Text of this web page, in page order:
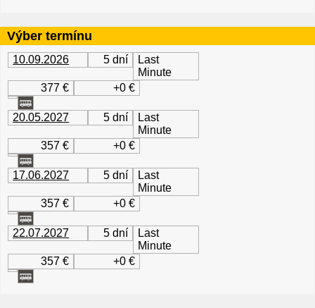
Výber termínu
10.09.2026 5 dní
Last
Minute
377 €
+0 €
20.05.2027 5 dní
Last
Minute
357 €
+0 €
17.06.2027 5 dní
Last
Minute
357 €
+0 €
22.07.2027 5 dní
Last
Minute
357 €
+0 €